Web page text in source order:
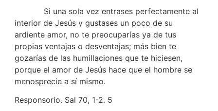
Si una sola vez entrases perfectamente al
interior de Jesús y gustases un poco de su
ardiente amor, no te preocuparías ya de tus
propias ventajas o desventajas; más bien te
gozarías de las humillaciones que te hiciesen,
porque el amor de Jesús hace que el hombre se
menosprecie a sí mismo.
Responsorio. Sal 70, 1-2. 5